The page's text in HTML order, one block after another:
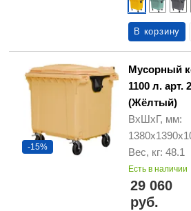
В корзину
-15%
Мусорный
1100 л. арт.
(Жёлтый)
ВхШхГ, мм:
Вес, кг: 48.1
Есть в наличии
29 060
руб.